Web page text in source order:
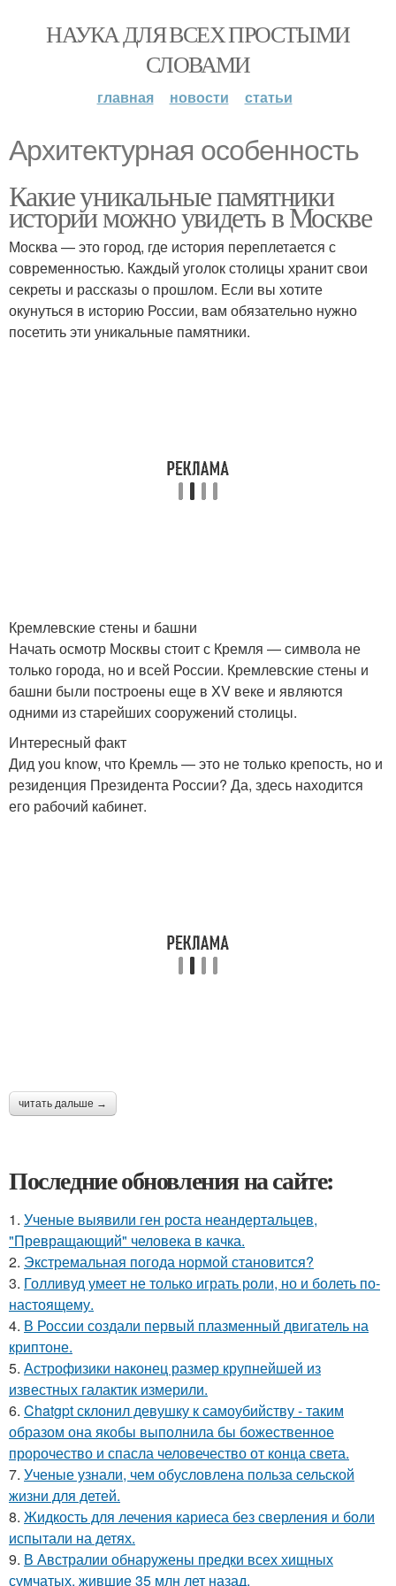
НАУКА ДЛЯ ВСЕХ ПРОСТЫМИ
СЛОВАМИ
главная новости статьи
Архитектурная особенность
Какие уникальные памятники
истории можно увидеть в Москве
Москва — это город, где история переплетается с
современностью. Каждый уголок столицы хранит свои
секреты и рассказы о прошлом. Если вы хотите
окунуться в историю России, вам обязательно нужно
посетить эти уникальные памятники.
Кремлевские стены и башни
Начать осмотр Москвы стоит с Кремля — символа не
только города, но и всей России. Кремлевские стены и
башни были построены еще в XV веке и являются
одними из старейших сооружений столицы.
Интересный факт
Дид you know, что Кремль — это не только крепость, но и
резиденция Президента России? Да, здесь находится
его рабочий кабинет.
читать дальше →
Последние обновления на сайте:
1. Ученые выявили ген роста неандертальцев,
"Превращающий" человека в качка.
2. Экстремальная погода нормой становится?
3. Голливуд умеет не только играть роли, но и болеть по-
настоящему.
4. В России создали первый плазменный двигатель на
криптоне.
5. Астрофизики наконец размер крупнейшей из
известных галактик измерили.
6. Chatgpt склонил девушку к самоубийству - таким
образом она якобы выполнила бы божественное
пророчество и спасла человечество от конца света.
7. Ученые узнали, чем обусловлена польза сельской
жизни для детей.
8. Жидкость для лечения кариеса без сверления и боли
испытали на детях.
9. В Австралии обнаружены предки всех хищных
сумчатых, жившие 35 млн лет назад.